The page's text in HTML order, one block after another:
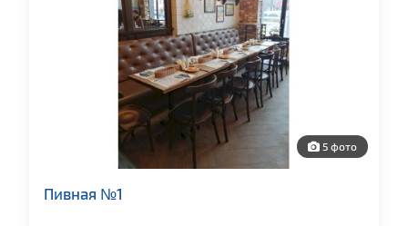
5 фото
Пивная №1